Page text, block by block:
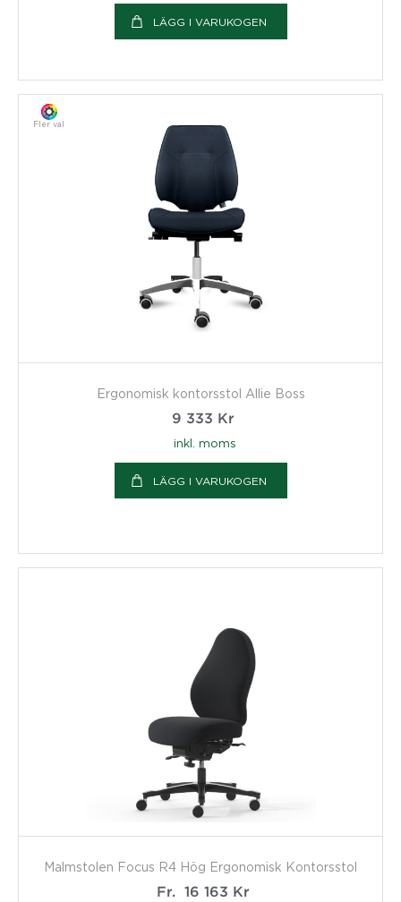
LÄGG I VARUKOGEN
Fler val
Ergonomisk kontorsstol Allie Boss
9 333 Kr
inkl. moms
LÄGG I VARUKOGEN
Malmstolen Focus R4 Hög Ergonomisk Kontorsstol
Fr.
16 163 Kr